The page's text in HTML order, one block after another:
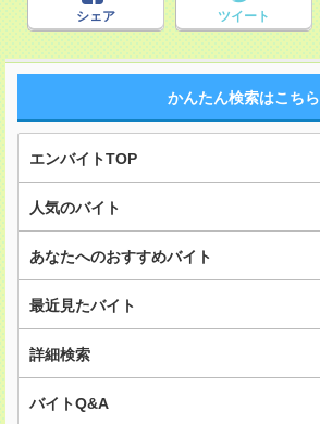
シェア ツイート
かんたん検索はこちら
エンバイトTOP
人気のバイト
あなたへのおすすめバイト
最近見たバイト
詳細検索
バイトQ&A